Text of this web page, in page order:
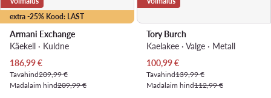
extra -25% Kood: LAST
Armani Exchange
Käekell · Kuldne
Praegune hind
186,99€
Tavahind209,99 €
Madalaim hind209,99 €
Tory Burch
Kaelakee · Valge · Metall
Praegune hind
100,99€
Tavahind139,99 €
Madalaim hind112,99 €